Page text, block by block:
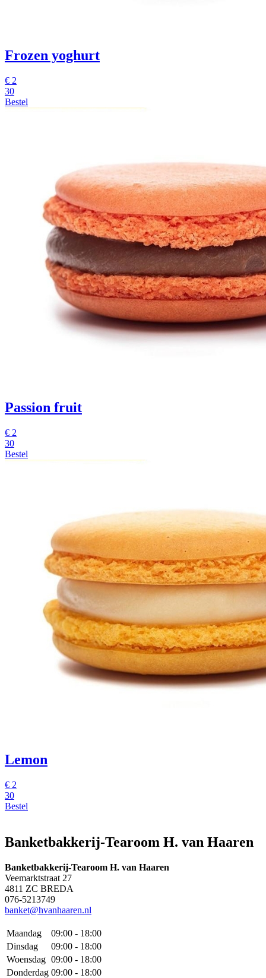
Frozen yoghurt
€ 2
30
Bestel
Passion fruit
€ 2
30
Bestel
Lemon
€ 2
30
Bestel
Banketbakkerij-Tearoom H. van Haaren
Banketbakkerij-Tearoom H. van Haaren
Veemarktstraat 27
4811 ZC BREDA
076-5213749
banket@hvanhaaren.nl
Maandag
09:00 - 18:00
Dinsdag
09:00 - 18:00
Woensdag 09:00 - 18:00
Donderdag 09:00 - 18:00